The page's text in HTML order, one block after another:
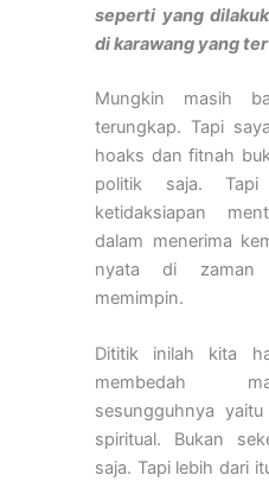
seperti yang
di karawang yang
Mungkin masih
terungkap. Tapi
hoaks dan fitnah
politik saja. Tapi
ketidaksiapan
dalam menerima
nyata di
memimpin.
Dititik inilah kita
membedah
sesungguhnya
spiritual. Bukan
saja. Tapi lebih dari